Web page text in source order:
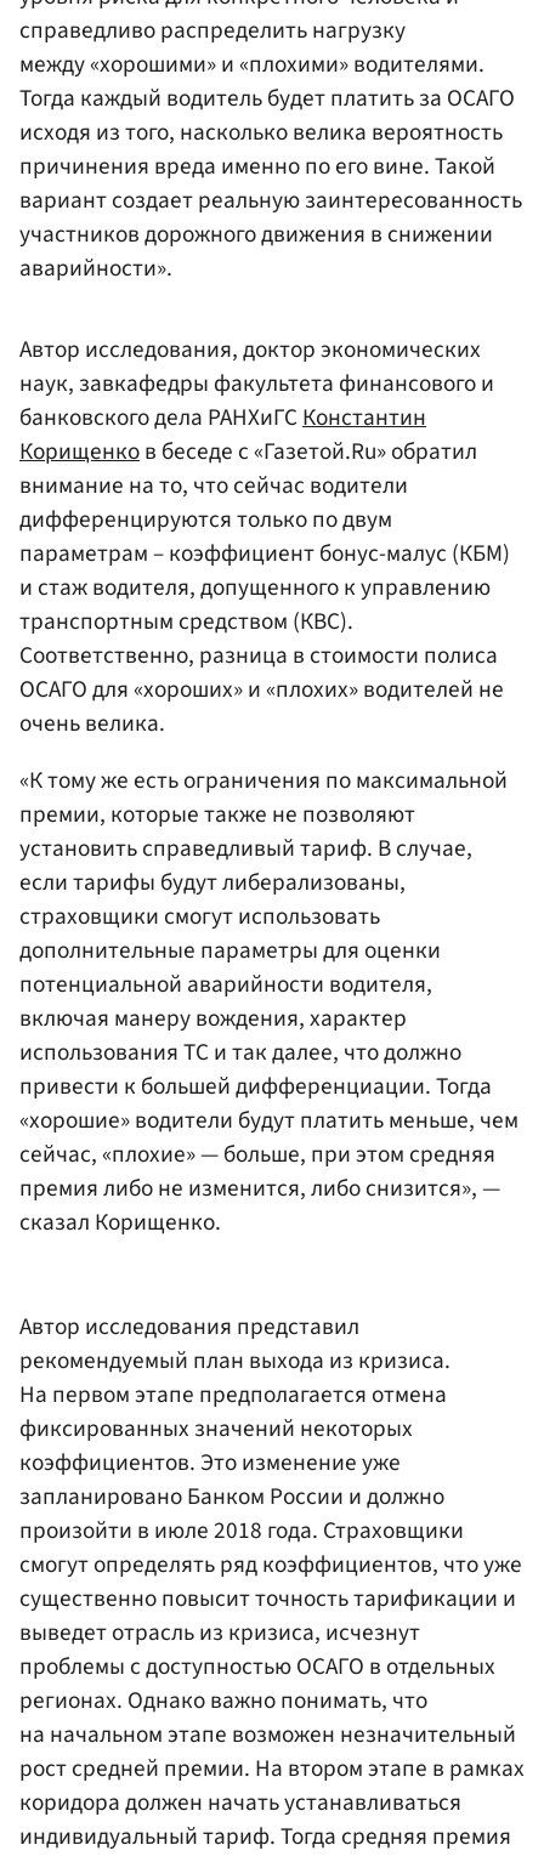
справедливо распределить нагрузку
между «хорошими» и «плохими» водителями.
Тогда каждый водитель будет платить за ОСАГО
исходя из того, насколько велика вероятность
причинения вреда именно по его вине. Такой
вариант создает реальную заинтересованность
участников дорожного движения в снижении
аварийности».
Автор исследования, доктор экономических
наук, завкафедры факультета финансового и
банковского дела РАНХиГСКонстантин
Корищенков беседе с «Газетой.Ru» обратил
внимание на то, что сейчас водители
дифференцируются только по двум
параметрам – коэффициент бонус-малус (КБМ)
и стаж водителя, допущенного к управлению
транспортным средством (КВС).
Cоответственно, разница в стоимости полиса
ОСАГО для «хороших» и «плохих» водителей не
очень велика.
«К тому же есть ограничения по максимальной
премии, которые также не позволяют
установить справедливый тариф. В случае,
если тарифы будут либерализованы,
страховщики смогут использовать
дополнительные параметры для оценки
потенциальной аварийности водителя,
включая манеру вождения, характер
использования ТС и так далее, что должно
привести к большей дифференциации. Тогда
«хорошие» водители будут платить меньше, чем
сейчас, «плохие» — больше, при этом средняя
премия либо не изменится, либо снизится», —
сказал Корищенко.
Автор исследования представил
рекомендуемый план выхода из кризиса.
На первом этапе предполагается отмена
фиксированных значений некоторых
коэффициентов. Это изменение уже
запланировано Банком России и должно
произойти в июле 2018 года. Страховщики
смогут определять ряд коэффициентов, что уже
существенно повысит точность тарификации и
выведет отрасль из кризиса, исчезнут
проблемы с доступностью ОСАГО в отдельных
регионах. Однако важно понимать, что
на начальном этапе возможен незначительный
рост средней премии. На втором этапе в рамках
коридора должен начать устанавливаться
индивидуальный тариф. Тогда средняя премия